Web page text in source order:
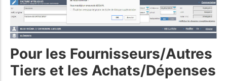
Pour les Fournisseurs/Autres
Tiers et les Achats/Dépenses